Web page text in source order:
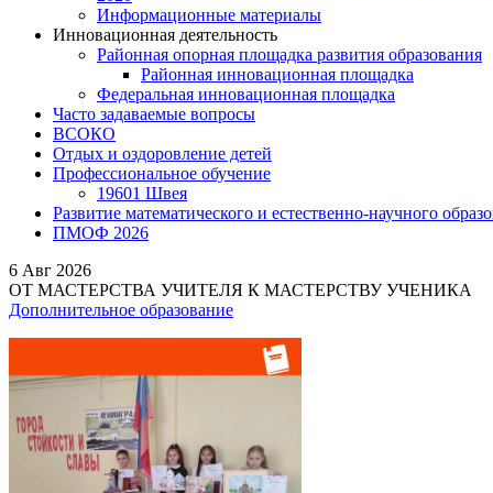
Информационные материалы
Инновационная деятельность
Районная опорная площадка развития образования
Районная инновационная площадка
Федеральная инновационная площадка
Часто задаваемые вопросы
ВСОКО
Отдых и оздоровление детей
Профессиональное обучение
19601 Швея
Развитие математического и естественно-научного
ПМОФ 2026
6 Авг 2026
ОТ МАСТЕРСТВА УЧИТЕЛЯ К МАСТЕРСТВУ УЧЕНИКА
Дополнительное образование